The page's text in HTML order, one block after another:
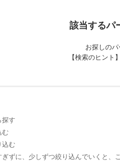
該当するパ
お探しのパ
【検索のヒント
探す
む
込む
ずに、少しずつ絞り込んでいくと、